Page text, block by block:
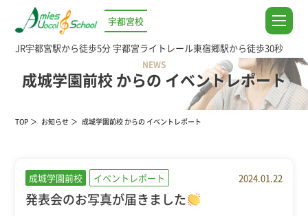
宇都宮校
JR宇都宮駅から徒歩5分 宇都宮ライトレール東宿郷駅から徒歩30秒
NEWS
成城学園前校 からの イベントレポート
TOP お知らせ 成城学園前校 からの イベントレポート
成城学園前校 イベントレポート 2024.01.22
発表会のお写真が届きました